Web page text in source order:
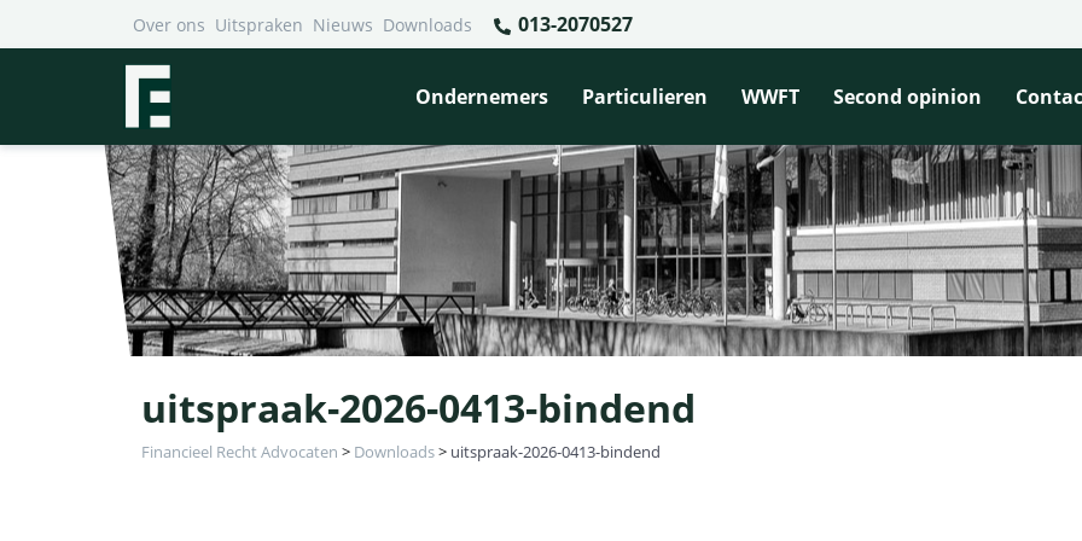
Over ons Uitspraken Nieuws Downloads 013-2070527
Ondernemers Particulieren WWFT Second opinion
uitspraak-2026-0413-bindend
Financieel Recht Advocaten > Downloads> uitspraak-2026-0413-bindend